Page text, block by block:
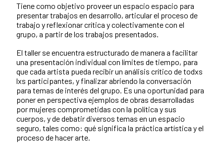
Tiene como objetivo proveer un espacio espacio para
presentar trabajos en desarrollo, articular el proceso de
trabajo y reflexionar crítica y colectivamente con el
grupo, a partir de los trabajos presentados.
El taller se encuentra estructurado de manera a facilitar
una presentación individual con límites de tiempo, para
que cada artista pueda recibir un análisis crítico de todxs
lxs participantes, y finalizar abriendo la conversación
para temas de interés del grupo. Es una oportunidad para
poner en perspectiva ejemplos de obras desarrolladas
por mujeres comprometidas con la política y sus
cuerpos, y de debatir diversos temas en un espacio
seguro, tales como: qué significa la práctica artística y el
proceso de hacer arte.